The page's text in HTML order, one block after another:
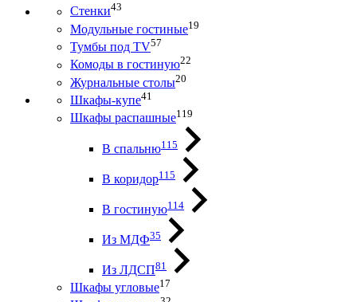
Стенки43
Модульные гостиные19
Тумбы под ТV57
Комоды в гостиную22
Журнальные столы20
Шкафы-купе41
Шкафы распашные119
В спальню115
В коридор115
В гостиную114
Из МДФ35
Из ЛДСП81
Шкафы угловые17